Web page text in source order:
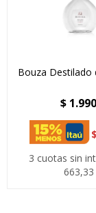
Bouza Destilado
$ 1.990
$
3 cuotas sin
663,33